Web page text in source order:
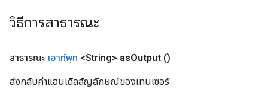
วิธีการสาธารณะ
สาธารณะ เอาท์พุท <String> asOutput ()
ส่งกลับค่าแฮนเดิลสัญลักษณ์ของเทนเซอร์